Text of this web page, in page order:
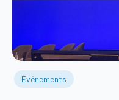
Événements